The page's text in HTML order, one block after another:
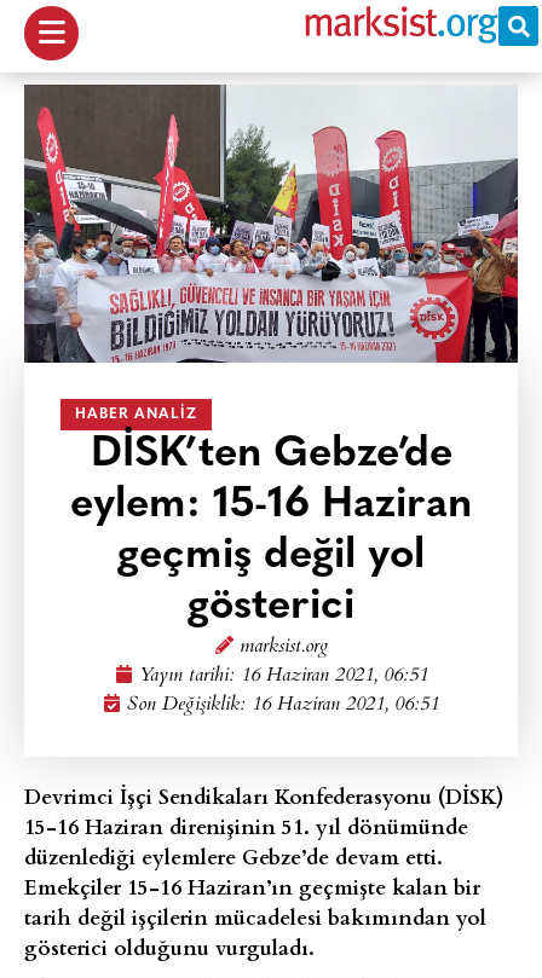
HABER ANALIZ
DİSK’ten Gebze’de
eylem: 15-16 Haziran
geçmiş değil yol
gösterici
marksist.org
Yayın tarihi: 16 Haziran 2021, 06:51
Son Değişiklik: 16 Haziran 2021, 06:51
Devrimci İşçi Sendikaları Konfederasyonu (DİSK)
15-16 Haziran direnişinin 51. yıl dönümünde
düzenlediği eylemlere Gebze’de devam etti.
Emekçiler 15-16 Haziran’ın geçmişte kalan bir
tarih değil işçilerin mücadelesi bakımından yol
gösterici olduğunu vurguladı.